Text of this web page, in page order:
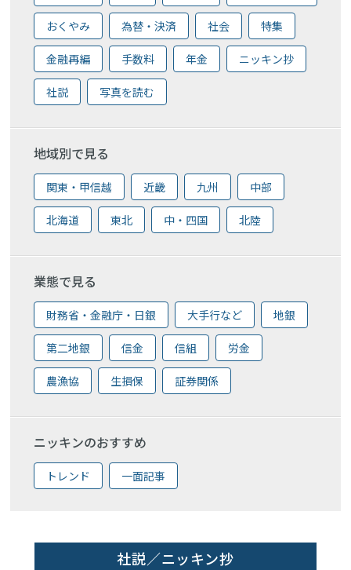
おくやみ 為替・決済 社会 特集
金融再編 手数料 年金 ニッキン抄
社説 写真を読む
地域別で見る
関東・甲信越 近畿 九州 中部
北海道 東北 中・四国 北陸
業態で見る
財務省・金融庁・日銀 大手行など 地銀
第二地銀 信金 信組 労金
農漁協 生損保 証券関係
ニッキンのおすすめ
トレンド 一面記事
社説／ニッキン抄